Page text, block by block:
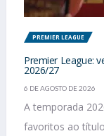
PREMIER LEAGUE
Premier League:
2026/27
6 DE AGOSTO DE 2026
A temporada
favoritos ao